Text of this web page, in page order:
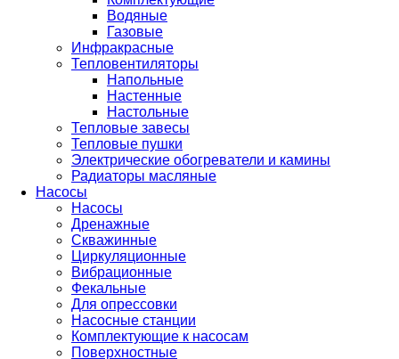
Водяные
Газовые
Инфракрасные
Тепловентиляторы
Напольные
Настенные
Настольные
Тепловые завесы
Тепловые пушки
Электрические обогреватели и камины
Радиаторы масляные
Насосы
Насосы
Дренажные
Скважинные
Циркуляционные
Вибрационные
Фекальные
Для опрессовки
Насосные станции
Комплектующие к насосам
Поверхностные